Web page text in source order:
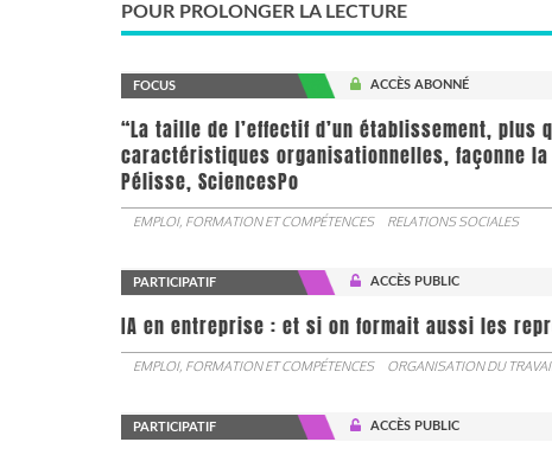
POUR PROLONGER LA LECTURE
FOCUS ACCÈS ABONNÉ
“La taille de l’effectif d’un établissement, plus
caractéristiques organisationnelles, façonne
Pélisse, SciencesPo
EMPLOI, FORMATION ET COMPÉTENCES RELATIONS SOCIALES
PARTICIPATIF ACCÈS PUBLIC
IA en entreprise : et si on formait aussi les
EMPLOI, FORMATION ET COMPÉTENCES ORGANISATION DU
PARTICIPATIF ACCÈS PUBLIC